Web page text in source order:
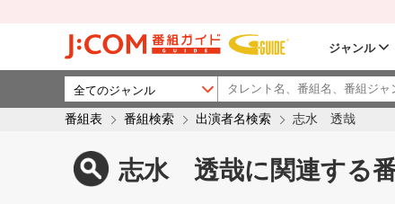
ジャンル
番組表 番組検索 出演者名検索 志水 透哉
志水 透哉に関連する